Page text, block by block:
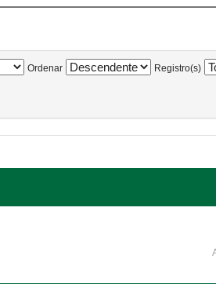
Ordenar Registro(s)